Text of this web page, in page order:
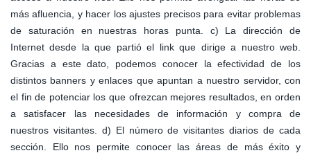
más afluencia, y hacer los ajustes precisos para evitar problemas
de saturación en nuestras horas punta. c) La dirección de
Internet desde la que partió el link que dirige a nuestro web.
Gracias a este dato, podemos conocer la efectividad de los
distintos banners y enlaces que apuntan a nuestro servidor, con
el fin de potenciar los que ofrezcan mejores resultados, en orden
a satisfacer las necesidades de información y compra de
nuestros visitantes. d) El número de visitantes diarios de cada
sección. Ello nos permite conocer las áreas de más éxito y